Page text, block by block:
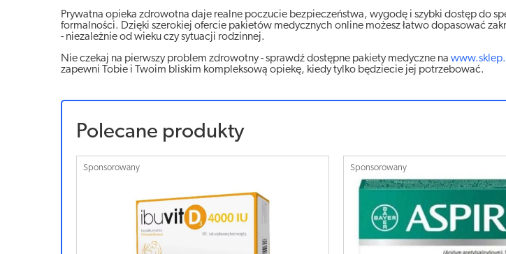
Prywatna opieka zdrowotna daje realne poczucie bezpieczeństwa, wygodę i szybki dostęp do
formalności. Dzięki szerokiej ofercie pakietów medycznych online możesz łatwo dopasować
- niezależnie od wieku czy sytuacji rodzinnej.
Nie czekaj na pierwszy problem zdrowotny - sprawdź dostępne pakiety medyczne na
zapewni Tobie i Twoim bliskim kompleksową opiekę, kiedy tylko będziecie jej potrzebować.
Polecane produkty
Sponsorowany Sponsorowany